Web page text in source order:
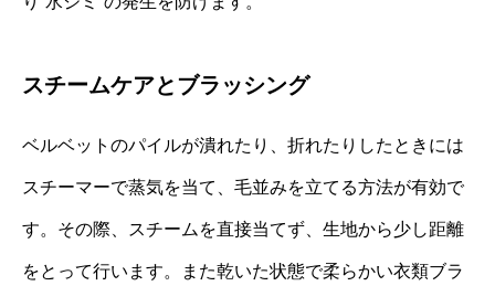
スチームケアとブラッシング
ベルベットのパイルが潰れたり、折れたりしたときには
スチーマーで蒸気を当て、毛並みを立てる方法が有効で
す。その際、スチームを直接当てず、生地から少し距離
をとって行います。また乾いた状態で柔らかい衣類ブラ